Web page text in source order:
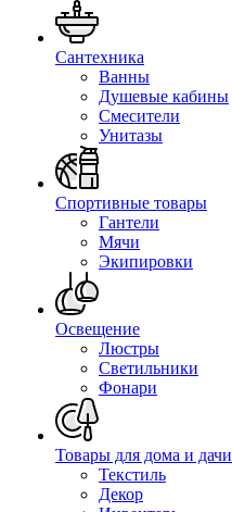
Сантехника
Ванны
Душевые кабины
Смесители
Унитазы
Спортивные товары
Гантели
Мячи
Экипировки
Освещение
Люстры
Светильники
Фонари
Товары для дома и дачи
Текстиль
Декор